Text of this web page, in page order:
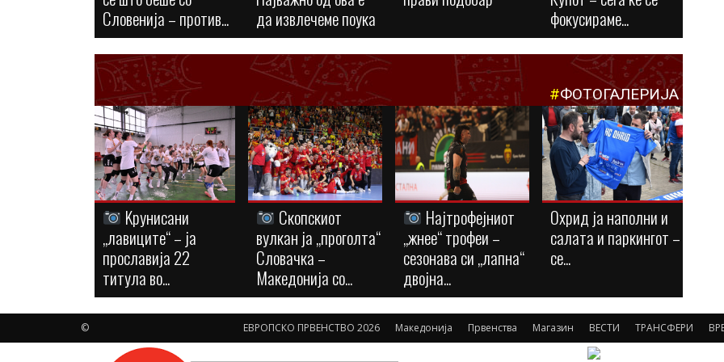
Словенија – против...
да извлечеме поука
фокусираме...
#ФОТОГАЛЕРИЈА
Kрунисани
„лавиците“ – ја
прославија 22
титула во...
Скопскиот
вулкан ја „проголта“
Словачка –
Македонија со...
Најтрофејниот
„жнее“ трофеи –
сезонава си „лапна“
двојна...
Охрид ја наполни и
салата и паркингот –
се...
ЕВРОПСКО ПРВЕНСТВО 2026 Македонија Првенства Магазин ВЕСТИ ТРАНСФЕРИ
©